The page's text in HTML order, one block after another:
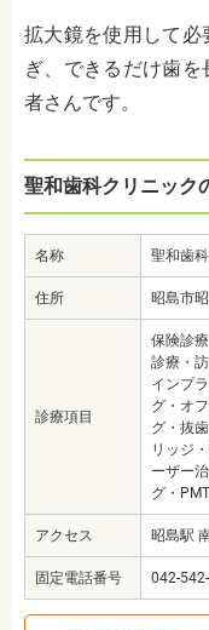
拡大鏡を使用して
ぎ、できるだけ歯
者さんです。
聖和歯科クリニック
名称 聖和歯
住所 昭島市
診療項目
保険診
診療・
インプ
グ・オ
グ・抜
リッジ
ーザー
グ・
アクセス 昭島駅
固定電話番号 042-